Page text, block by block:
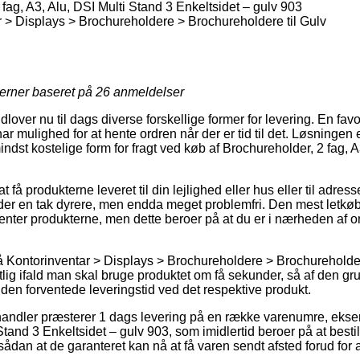
A3, Alu, DSI Multi Stand 3 Enkeltsidet – gulv 903
Displays > Brochureholdere > Brochureholdere til Gulv
baseret på 26 anmeldelser
nu til dags diverse forskellige former for levering. En
mulighed for at hente ordren når der er tid til det. Løsningen
kostelige form for fragt ved køb af Brochureholder, 2 fag,
få produkterne leveret til din lejlighed eller hus eller til
en tak dyrere, men endda meget problemfri. Den mest
produkterne, men dette beroer på at du er i nærheden af
> Displays > Brochureholdere >
ifald man skal bruge produktet om få sekunder, så af den
forventede leveringstid ved det respektive produkt.
præsterer 1 dags levering på en række varenumre,
3 Enkeltsidet – gulv 903, som imidlertid beroer på at
at de garanteret kan nå at få varen sendt afsted forud for